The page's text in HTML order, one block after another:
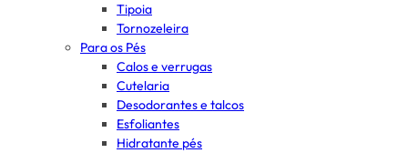
Tipoia
Tornozeleira
Para os Pés
Calos e verrugas
Cutelaria
Desodorantes e talcos
Esfoliantes
Hidratante pés